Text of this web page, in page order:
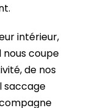
intérieur,
nous coupe
de nos
saccage